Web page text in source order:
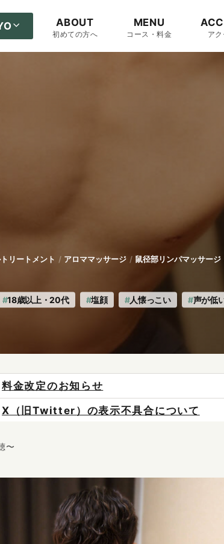
ABOUT
初めての方へ
MENU
コース・料金 ア
リートメント アロママッサージ 鼠径部リンパマッサージ
18歳以上・20代 塩顔 人懐っこい 声が低
X（旧Twitter）の表示不具合について
ご予約は各店へ直接お問い合わせください。
料金改定のお知らせ
〜